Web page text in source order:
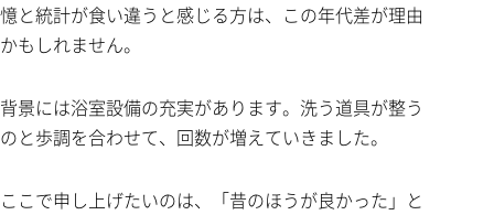
憶と統計が食い違うと感じる方は、この年代差が理由
かもしれません。
背景には浴室設備の充実があります。洗う道具が整う
のと歩調を合わせて、回数が増えていきました。
ここで申し上げたいのは、「昔のほうが良かった」と